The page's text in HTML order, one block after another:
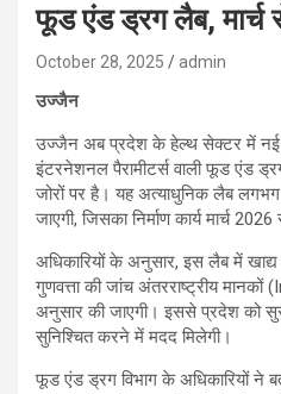
फूड एंड ड्रग लैब, मार्च
October 28, 2025 admin
उज्जैन
उज्जैन अब प्रदेश के हेल्थ सेक्टर में नई
इंटरनेशनल पैरामीटर्स वाली फूड एंड
जोरों पर है। यह अत्याधुनिक लैब
जाएगी, जिसका निर्माण कार्य मार्च
अधिकारियों के अनुसार, इस लैब में खाद्य
गुणवत्ता की जांच अंतरराष्ट्रीय
अनुसार की जाएगी। इससे प्रदेश को
सुनिश्चित करने में मदद मिलेगी।
फूड एंड ड्रग विभाग के अधिकारियों ने